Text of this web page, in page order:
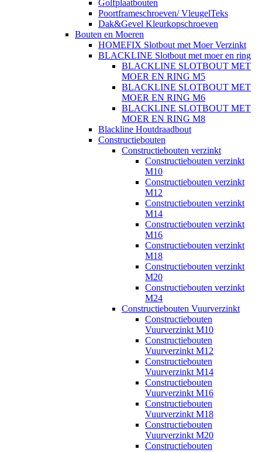
Golfplaatbouten
Poortframeschroeven/ VleugelTeks
Dak&Gevel Kleurkopschroeven
Bouten en Moeren
HOMEFIX Slotbout met Moer Verzinkt
BLACKLINE Slotbout met moer en ring
BLACKLINE SLOTBOUT MET
MOER EN RING M5
BLACKLINE SLOTBOUT MET
MOER EN RING M6
BLACKLINE SLOTBOUT MET
MOER EN RING M8
Blackline Houtdraadbout
Constructiebouten
Constructiebouten verzinkt
Constructiebouten verzinkt
M10
Constructiebouten verzinkt
M12
Constructiebouten verzinkt
M14
Constructiebouten verzinkt
M16
Constructiebouten verzinkt
M18
Constructiebouten verzinkt
M20
Constructiebouten verzinkt
M24
Constructiebouten Vuurverzinkt
Constructiebouten
Vuurverzinkt M10
Constructiebouten
Vuurverzinkt M12
Constructiebouten
Vuurverzinkt M14
Constructiebouten
Vuurverzinkt M16
Constructiebouten
Vuurverzinkt M18
Constructiebouten
Vuurverzinkt M20
Constructiebouten